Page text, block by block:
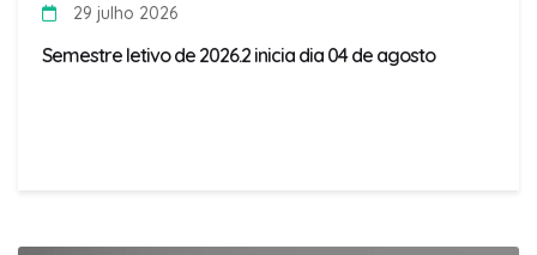
29 julho 2026
Semestre letivo de 2026.2 inicia dia 04 de agosto